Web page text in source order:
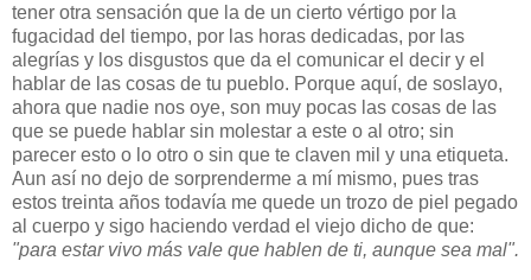
tener otra sensación que la de un cierto vértigo por la
fugacidad del tiempo, por las horas dedicadas, por las
alegrías y los disgustos que da el comunicar el decir y el
hablar de las cosas de tu pueblo. Porque aquí, de soslayo,
ahora que nadie nos oye, son muy pocas las cosas de las
que se puede hablar sin molestar a este o al otro; sin
parecer esto o lo otro o sin que te claven mil y una etiqueta.
Aun así no dejo de sorprenderme a mí mismo, pues tras
estos treinta años todavía me quede un trozo de piel pegado
al cuerpo y sigo haciendo verdad el viejo dicho de que:
"para estar vivo más vale que hablen de ti, aunque sea mal".